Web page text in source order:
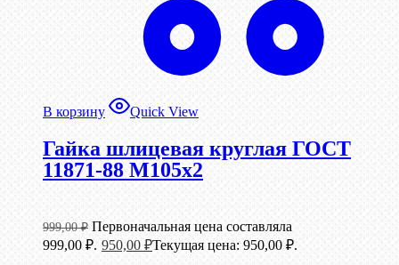
В корзину Quick View
Гайка шлицевая круглая ГОСТ
11871-88 М105х2
999,00₽ Первоначальная цена составляла
999,00 ₽. 950,00 ₽Текущая цена: 950,00 ₽.